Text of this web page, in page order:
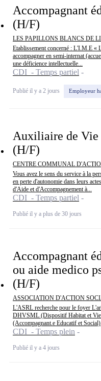
Accompagnant
(H/F)
LES PAPILLONS BLANCS DE
Etablissement concerné : L'I.M.E «
accompagner en semi-internat
une déficience intellectuelle...
CDI - Temps partiel
Publié il y a 2 jours Employeur
Auxiliaire de Vie
(H/F)
CENTRE COMMUNAL
Vous avez le sens du service à la
en perte d'autonomie dans leurs
d'Aide et d'Accompagnement à...
CDI - Temps partiel
Publié il y a plus de 30 jours
Accompagnant
ou aide medico
(H/F)
ASSOCIATION D'ACTION
L'ASRL recherche pour le foyer
DHVSML (Dispositif Habitat et
(Accompagnant.e Educatif et
CDI - Temps plein
Publié il y a 4 jours